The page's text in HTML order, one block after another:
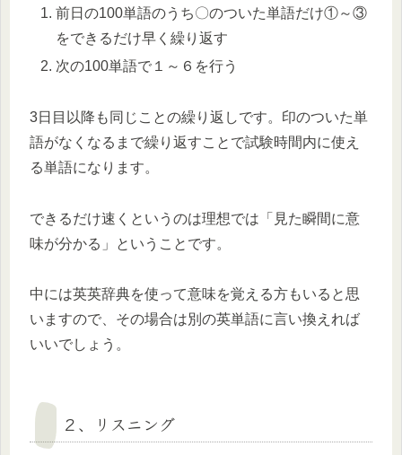
前日の100単語のうち〇のついた単語だけ①～③
をできるだけ早く繰り返す
次の100単語で１～６を行う
3日目以降も同じことの繰り返しです。印のついた単
語がなくなるまで繰り返すことで試験時間内に使え
る単語になります。
できるだけ速くというのは理想では「見た瞬間に意
味が分かる」ということです。
中には英英辞典を使って意味を覚える方もいると思
いますので、その場合は別の英単語に言い換えれば
いいでしょう。
２、リスニング